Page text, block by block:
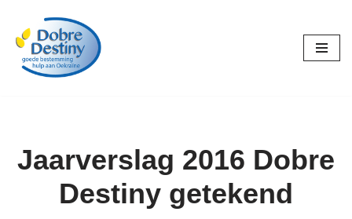
Ga
naar
Jaarverslag 2016 Dobre
Destiny getekend